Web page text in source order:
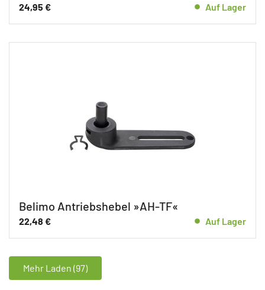
24,95 € Auf Lager
Belimo Antriebshebel »AH-TF«
22,48 € Auf Lager
Mehr Laden (97)